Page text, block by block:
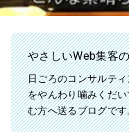
やさしいWeb集客
日ごろのコンサルテ
をやんわり噛みくだ
む方へ送るブログです